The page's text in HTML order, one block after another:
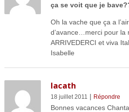
ça se voit que je
Oh la vache que ça a
d’avance…merci pour la
ARRIVEDERCI et viva
Isabelle
lacath
18 juillet 2011 | Répondre
Bonnes vacances